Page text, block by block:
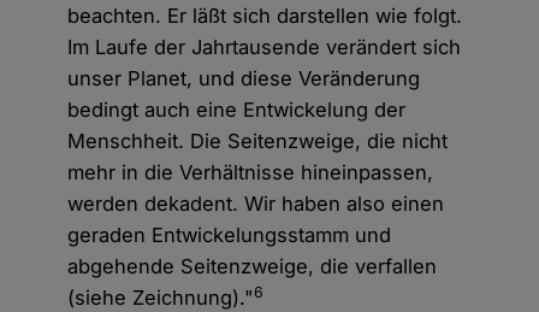
beachten. Er läßt sich darstellen wie folgt.
Im Laufe der Jahrtausende verändert sich
unser Planet, und diese Veränderung
bedingt auch eine Entwickelung der
Menschheit. Die Seitenzweige, die nicht
mehr in die Verhältnisse hineinpassen,
werden dekadent. Wir haben also einen
geraden Entwickelungsstamm und
abgehende Seitenzweige, die verfallen
(siehe Zeichnung)."6